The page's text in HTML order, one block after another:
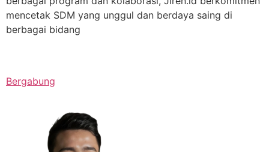
mencetak SDM yang unggul dan berdaya saing di
berbagai bidang
Bergabung